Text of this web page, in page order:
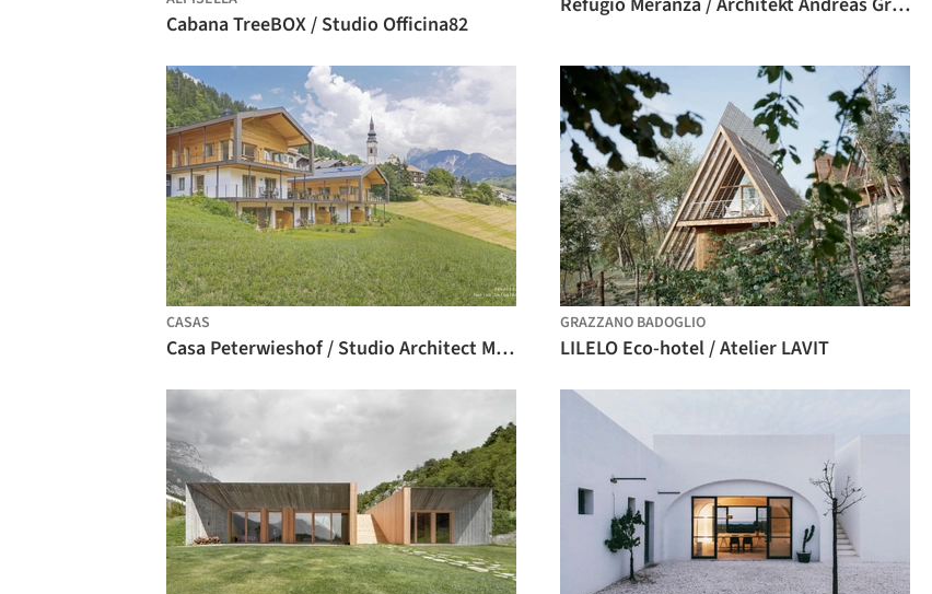
Cabana TreeBOX / Studio Officina82
CASAS
Casa Peterwieshof / Studio Architect Manuel Benedikter
GRAZZANO BADOGLIO
LILELO Eco-hotel / Atelier LAVIT